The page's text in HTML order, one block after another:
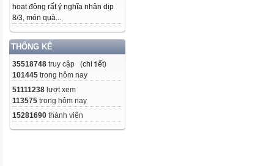
hoạt động rất ý nghĩa nhân dịp
8/3, món quà...
THỐNG KÊ
35518748 truy cập (chi tiết)
101445 trong hôm nay
51111238 lượt xem
113575 trong hôm nay
15281690 thành viên